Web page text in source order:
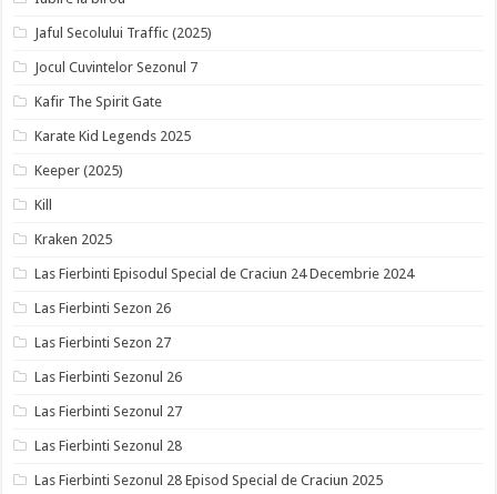
Jaful Secolului Traffic (2025)
Jocul Cuvintelor Sezonul 7
Kafir The Spirit Gate
Karate Kid Legends 2025
Keeper (2025)
Kill
Kraken 2025
Las Fierbinti Episodul Special de Craciun 24 Decembrie 2024
Las Fierbinti Sezon 26
Las Fierbinti Sezon 27
Las Fierbinti Sezonul 26
Las Fierbinti Sezonul 27
Las Fierbinti Sezonul 28
Las Fierbinti Sezonul 28 Episod Special de Craciun 2025